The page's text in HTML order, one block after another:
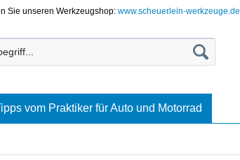
Sie unseren Werkzeugshop:www.scheuerlein-werkzeuge.de
vom Praktiker für Auto und Motorrad